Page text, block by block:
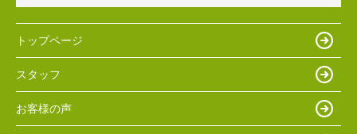
トップページ
スタッフ
お客様の声